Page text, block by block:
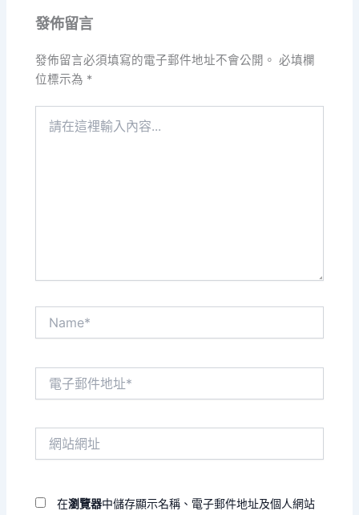
發佈留言
發佈留言必須填寫的電子郵件地址不會公開。 必填欄
位標示為 *
在瀏覽器中儲存顯示名稱、電子郵件地址及個人網站